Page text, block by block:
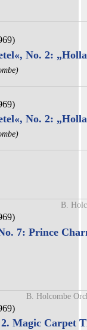
No. 2:
No. 2:
B.
7: Prince
B. Holcombe
Magic Carpet